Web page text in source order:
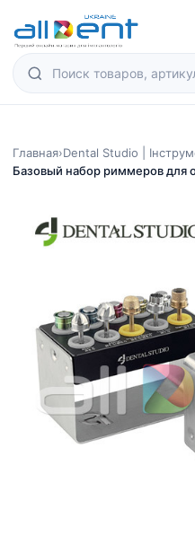
Главная›Dental Studio |
Базовый набор риммеров для